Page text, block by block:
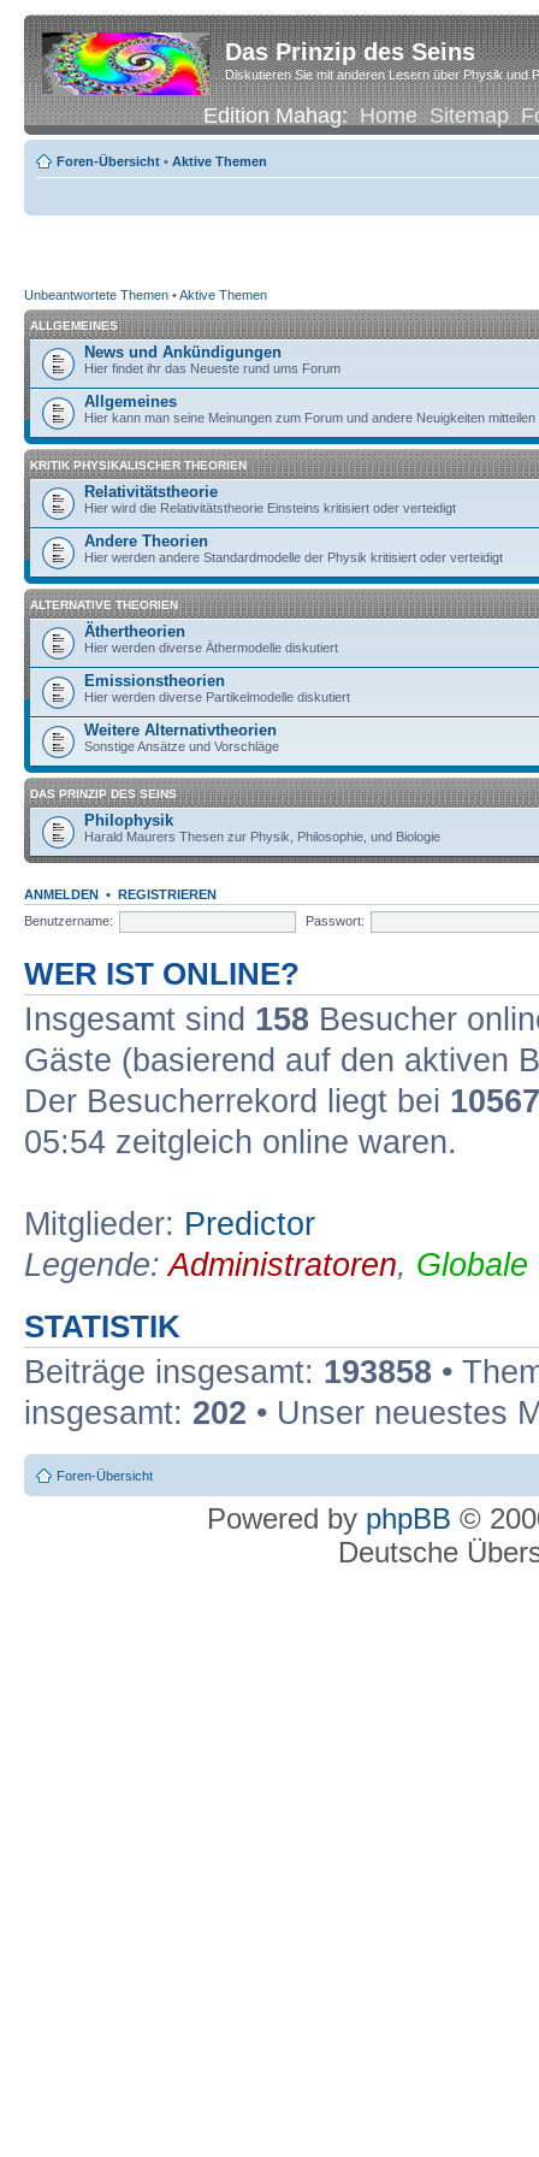
Das Prinzip des Seins
Diskutieren Sie mit anderen Lesern über Physik und
Edition Mahag:Home Sitemap
Foren-Übersicht • Aktive Themen
Unbeantwortete Themen •Aktive Themen
ALLGEMEINES
News und Ankündigungen
Hier findet ihr das Neueste rund ums Forum
Allgemeines
Hier kann man seine Meinungen zum Forum und andere Neuigkeiten mitteilen
KRITIK PHYSIKALISCHER THEORIEN
Relativitätstheorie
Hier wird die Relativitätstheorie Einsteins kritisiert oder verteidigt
Andere Theorien
Hier werden andere Standardmodelle der Physik kritisiert oder verteidigt
ALTERNATIVE THEORIEN
Äthertheorien
Hier werden diverse Äthermodelle diskutiert
Emissionstheorien
Hier werden diverse Partikelmodelle diskutiert
Weitere Alternativtheorien
Sonstige Ansätze und Vorschläge
DAS PRINZIP DES SEINS
Philophysik
Harald Maurers Thesen zur Physik, Philosophie, und Biologie
ANMELDEN • REGISTRIEREN
Benutzername:
Passwort:
WER IST ONLINE?
Insgesamt sind 158 Besucher
Gäste (basierend auf den aktiven
Der Besucherrekord liegt bei 10567
05:54 zeitgleich online waren.
Mitglieder: Predictor
Legende:Administratoren, Globale
STATISTIK
Beiträge insgesamt: 193858 •
insgesamt: 202 • Unser neuestes
Foren-Übersicht
Powered by phpBB ©
Deutsche